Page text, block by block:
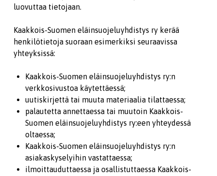
luovuttaa tietojaan.
Kaakkois-Suomen eläinsuojeluyhdistys ry kerää
henkilötietoja suoraan esimerkiksi seuraavissa
yhteyksissä:
Kaakkois-Suomen eläinsuojeluyhdistys ry:n
verkkosivustoa käytettäessä;
uutiskirjettä tai muuta materiaalia tilattaessa;
palautetta annettaessa tai muutoin Kaakkois-
Suomen eläinsuojeluyhdistys ry:een yhteydessä
oltaessa;
Kaakkois-Suomen eläinsuojeluyhdistys ry:n
asiakaskyselyihin vastattaessa;
ilmoittauduttaessa ja osallistuttaessa Kaakkois-